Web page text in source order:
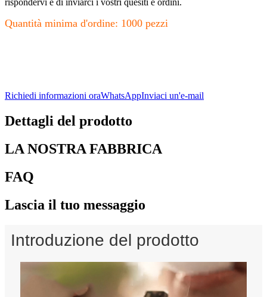
rispondervi e di inviarci i vostri quesiti e ordini.
Quantità minima d'ordine: 1000 pezzi
Richiedi informazioni oraWhatsAppInviaci un'e-mail
Dettagli del prodotto
LA NOSTRA FABBRICA
FAQ
Lascia il tuo messaggio
Introduzione del prodotto